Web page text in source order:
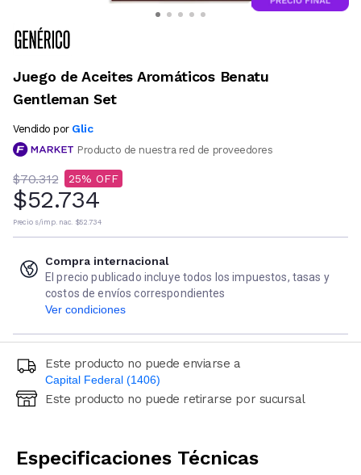
Juego de Aceites Aromáticos Benatu
Gentleman Set
Vendido por Glic
Producto de nuestra red de proveedores
$70.312 25
$52.734
Precio s/imp. nac. $52.734
Compra internacional
El precio publicado incluye todos los impuestos, tasas y
costos de envíos correspondientes
Ver condiciones
Este producto no puede enviarse a
Capital Federal (1406)
Ingresá código postal (sólo números)
Este producto no puede retirarse por sucursal
Especificaciones Técnicas